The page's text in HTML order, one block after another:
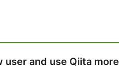
user and use Qiita more